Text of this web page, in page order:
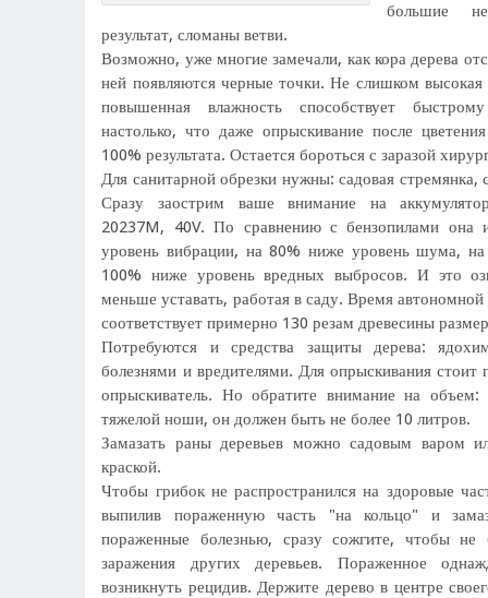
большие
результат, сломаны ветви.
Возможно, уже многие замечали, как кора дерева
ней появляются черные точки. Не слишком высокая
повышенная влажность способствует
настолько, что даже опрыскивание после
100% результата. Остается бороться с заразой
Для санитарной обрезки нужны: садовая стремянка,
Сразу заострим ваше внимание на
20237M, 40V. По сравнению с бензопилами она
уровень вибрации, на 80% ниже уровень шума,
100% ниже уровень вредных выбросов. И это
меньше уставать, работая в саду. Время
соответствует примерно 130 резам древесины
Потребуются и средства защиты дерева:
болезнями и вредителями. Для опрыскивания стоит
опрыскиватель. Но обратите внимание на
тяжелой ноши, он должен быть не более 10 литров.
Замазать раны деревьев можно садовым варом
краской.
Чтобы грибок не распространился на здоровые
выпилив пораженную часть "на кольцо" и
пораженные болезнью, сразу сожгите, чтобы
заражения других деревьев. Пораженное
возникнуть рецидив. Держите дерево в центре